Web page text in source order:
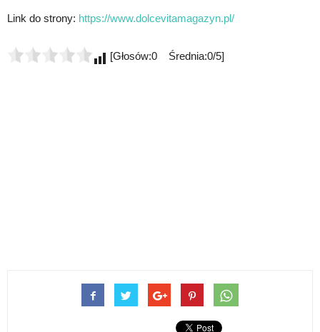
Link do strony: https://www.dolcevitamagazyn.pl/
[Głosów:0 Średnia:0/5]